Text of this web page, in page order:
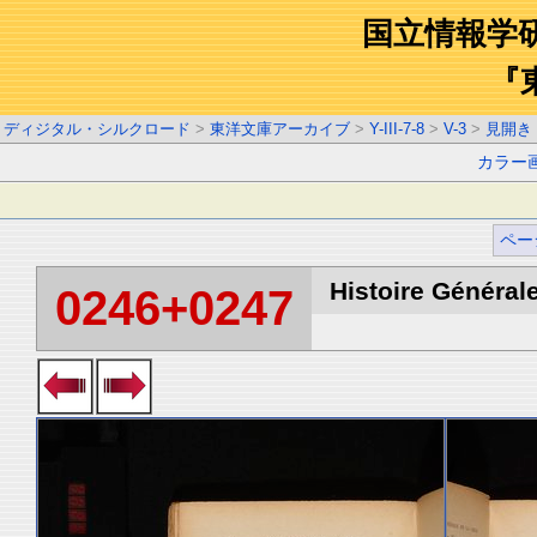
国立情報学
『
ディジタル・シルクロード > 東洋文庫アーカイブ > Y-III-7-8 > V-3 > 見開き
カラー
ペー
0246+0247 Histoire